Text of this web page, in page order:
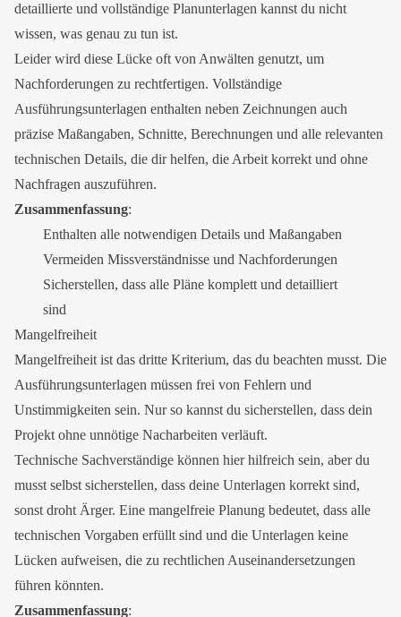
detaillierte und vollständige Planunterlagen kannst du nicht
wissen, was genau zu tun ist.
Leider wird diese Lücke oft von Anwälten genutzt, um
Nachforderungen zu rechtfertigen. Vollständige
Ausführungsunterlagen enthalten neben Zeichnungen auch
präzise Maßangaben, Schnitte, Berechnungen und alle relevanten
technischen Details, die dir helfen, die Arbeit korrekt und ohne
Nachfragen auszuführen.
Zusammenfassung:
Enthalten alle notwendigen Details und Maßangaben
Vermeiden Missverständnisse und Nachforderungen
Sicherstellen, dass alle Pläne komplett und detailliert
sind
Mangelfreiheit
Mangelfreiheit ist das dritte Kriterium, das du beachten musst. Die
Ausführungsunterlagen müssen frei von Fehlern und
Unstimmigkeiten sein. Nur so kannst du sicherstellen, dass dein
Projekt ohne unnötige Nacharbeiten verläuft.
Technische Sachverständige können hier hilfreich sein, aber du
musst selbst sicherstellen, dass deine Unterlagen korrekt sind,
sonst droht Ärger. Eine mangelfreie Planung bedeutet, dass alle
technischen Vorgaben erfüllt sind und die Unterlagen keine
Lücken aufweisen, die zu rechtlichen Auseinandersetzungen
führen könnten.
Zusammenfassung: